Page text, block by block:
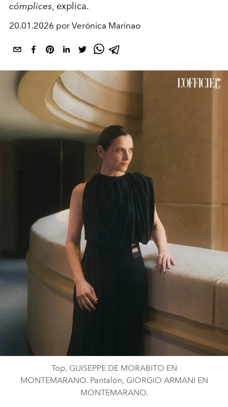
cómplices, explica.
20.01.2026 por Verónica Marinao
Top, GUISEPPE DE MORABITO EN
MONTEMARANO. Pantalón, GIORGIO ARMANI EN
MONTEMARANO.